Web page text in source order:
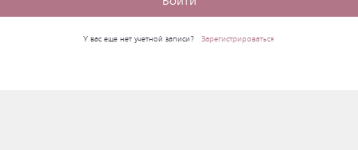
У вас еще нет учетной записи? Зарегистрироваться